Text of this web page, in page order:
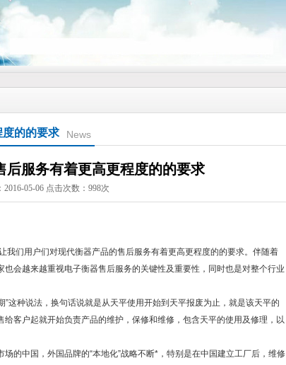
的的要求 News
后服务有着更高更程度的的要求
2016-05-06 点击次数：998次
们用户们对现代衡器产品的售后服务有着更高更程度的的要求。伴随着
会越来越重视电子衡器售后服务的关键性及重要性，同时也是对整个行业
这种说法，换句话说就是从天平使用开始到天平报废为止，就是该天平的
客户起就开始负责产品的维护，保修和维修，包含天平的使用及修理，以
的中国，外国品牌的“本地化”战略不断*，特别是在中国建立工厂后，维修